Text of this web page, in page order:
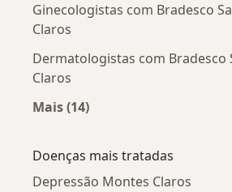
Ginecologistas com Bradesco
Claros
Dermatologistas com Bradesco
Claros
Mais (14)
Doenças mais tratadas
Depressão Montes Claros